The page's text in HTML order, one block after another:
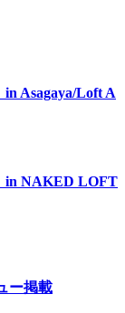
Asagaya/Loft A
in NAKED LOFT
ー掲載